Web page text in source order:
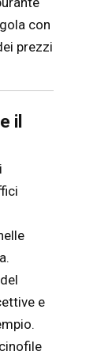
con
prezzi
il
e